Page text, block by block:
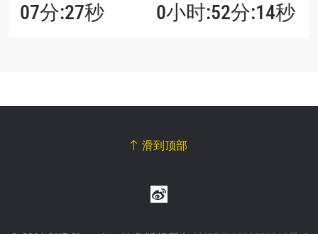
07分:27秒 0小时:52分:14秒
滑到顶部